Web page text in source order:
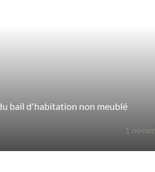
bail d'habitation non meublé
1